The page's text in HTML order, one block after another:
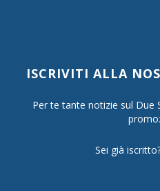
ISCRIVITI ALLA
Per te tante notizie sul Due
Sei già